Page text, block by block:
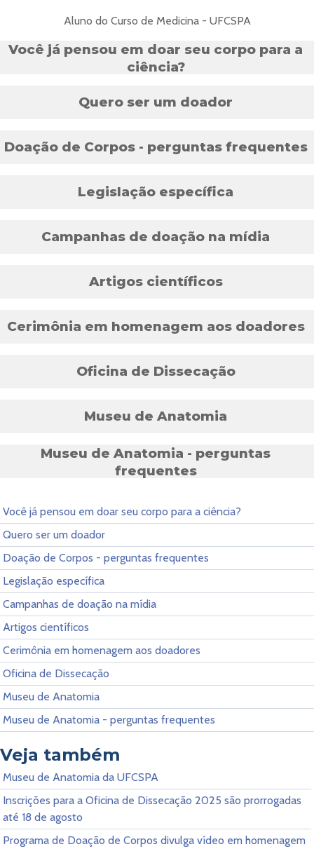
Aluno do Curso de Medicina - UFCSPA
Você já pensou em doar seu corpo para a
ciência?
Quero ser um doador
Doação de Corpos - perguntas frequentes
Legislação específica
Campanhas de doação na mídia
Artigos científicos
Cerimônia em homenagem aos doadores
Oficina de Dissecação
Museu de Anatomia
Museu de Anatomia - perguntas
frequentes
Você já pensou em doar seu corpo para a ciência?
Quero ser um doador
Doação de Corpos - perguntas frequentes
Legislação específica
Campanhas de doação na mídia
Artigos científicos
Cerimônia em homenagem aos doadores
Oficina de Dissecação
Museu de Anatomia
Museu de Anatomia - perguntas frequentes
Veja também
Museu de Anatomia da UFCSPA
Inscrições para a Oficina de Dissecação 2025 são prorrogadas
até 18 de agosto
Programa de Doação de Corpos divulga vídeo em homenagem